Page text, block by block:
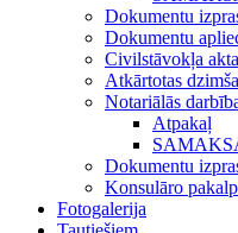
Dokumentu
Dokumentu
Civilstāvokļa
Atkārtotas
Notariālās
Atpakaļ
Dokumentu
Konsulāro
Fotogalerija